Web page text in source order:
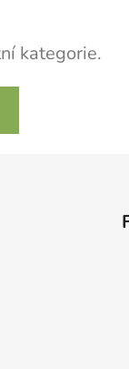
kategorie.